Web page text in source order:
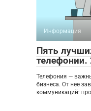
Информация
Пять
телефонии.
Телефония —
бизнеса. От нее
коммуникаций: